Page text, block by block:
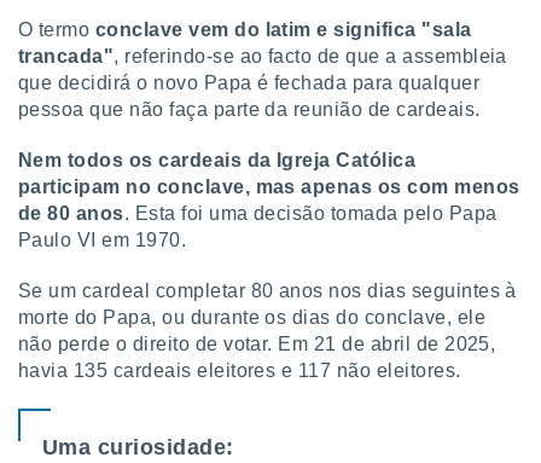
de que
para
navegação
cookies
o
ou
de
ao
O termo conclavevem do latim e significa "sala
trancada", referindo-se ao facto de que a assembleia
que decidirá o novo Papa é fechada para qualquer
pessoa que não faça parte da reunião de cardeais.
Nem todos os cardeais da Igreja Católica
participam no conclave, mas apenas os com menos
de 80 anos. Esta foi uma decisão tomada pelo Papa
Paulo VI em 1970.
Se um cardeal completar 80 anos nos dias seguintes à
morte do Papa, ou durante os dias do conclave, ele
não perde o direito de votar. Em 21 de abril de 2025,
havia 135 cardeais eleitores e 117 não eleitores.
Uma curiosidade: